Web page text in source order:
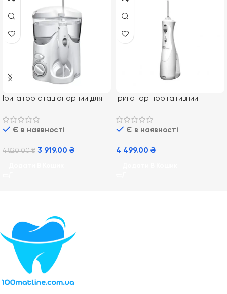
Іригатор стаціонарний для
WP-100 ULTRA
Є в наявності
4 820.00₴ 3 919.00 ₴
Іригатор портативний
Cordless Plus
Є в наявності
4 499.00 ₴